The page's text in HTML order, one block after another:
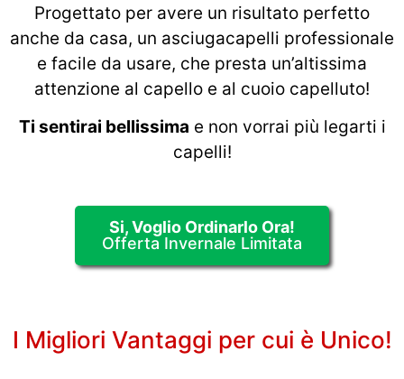
Progettato per avere un risultato perfetto
anche da casa, un asciugacapelli professionale
e facile da usare, che presta un’altissima
attenzione al capello e al cuoio capelluto!
Ti sentirai bellissima e non vorrai più legarti i
capelli!
Si, Voglio Ordinarlo Ora!
Offerta Invernale Limitata
I Migliori Vantaggi per cui è Unico!